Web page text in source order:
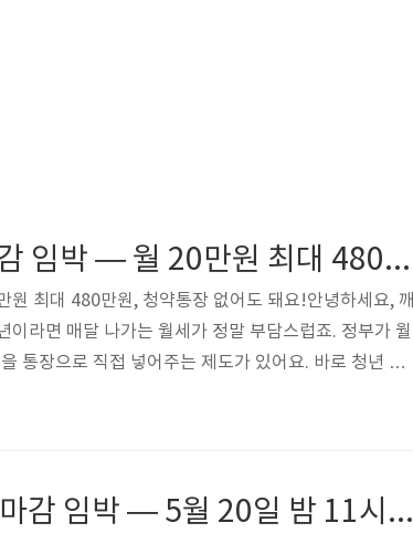
청년 월세 지원 5.29 마감 임박 — 월 20만원 최대 480만원, 청약통장 없어도 돼요!
최대 480만원, 청약통장 없어도 돼요!안녕하세요, 깨
라면 매달 나가는 월세가 정말 부담스럽죠. 정부가 월
통장으로 직접 넣어주는 제도가 있어요. 바로 청년 월
으로 전환됐고, 청약통장 요건도 폐지됐어요! 그런데
청년내일저축계좌 D-2 마감 임박 — 5월 20일 밤 11시 59분! 아직 안 하셨으면 지금 바로!